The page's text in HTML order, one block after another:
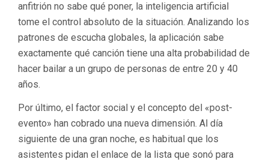
anfitrión no sabe qué poner, la inteligencia artificial
tome el control absoluto de la situación. Analizando los
patrones de escucha globales, la aplicación sabe
exactamente qué canción tiene una alta probabilidad de
hacer bailar a un grupo de personas de entre 20 y 40
años.
Por último, el factor social y el concepto del «post-
evento» han cobrado una nueva dimensión. Al día
siguiente de una gran noche, es habitual que los
asistentes pidan el enlace de la lista que sonó para